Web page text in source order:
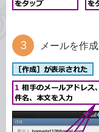
メールを作